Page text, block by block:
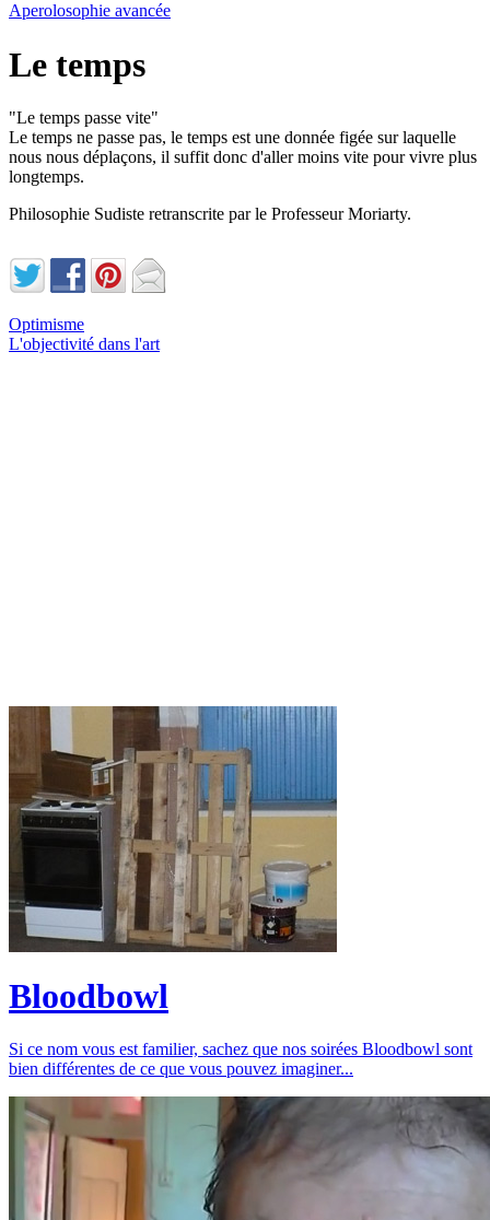
Aperolosophie avancée
Le temps
"Le temps passe vite"
Le temps ne passe pas, le temps est une donnée figée sur laquelle
nous nous déplaçons, il suffit donc d'aller moins vite pour vivre plus
longtemps.
Philosophie Sudiste retranscrite par le Professeur Moriarty.
Optimisme
L'objectivité dans l'art
Bloodbowl
Si ce nom vous est familier, sachez que nos soirées Bloodbowl sont
bien différentes de ce que vous pouvez imaginer...